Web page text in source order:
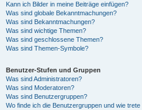
Kann ich Bilder in meine Beiträge einfügen?
Was sind globale Bekanntmachungen?
Was sind Bekanntmachungen?
Was sind wichtige Themen?
Was sind geschlossene Themen?
Was sind Themen-Symbole?
Benutzer-Stufen und Gruppen
Was sind Administratoren?
Was sind Moderatoren?
Was sind Benutzergruppen?
Wo finde ich die Benutzergruppen und wie trete